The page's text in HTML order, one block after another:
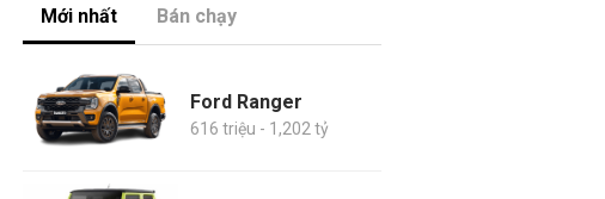
Mới nhất Bán chạy
Ford Ranger
616 triệu - 1,202 tỷ